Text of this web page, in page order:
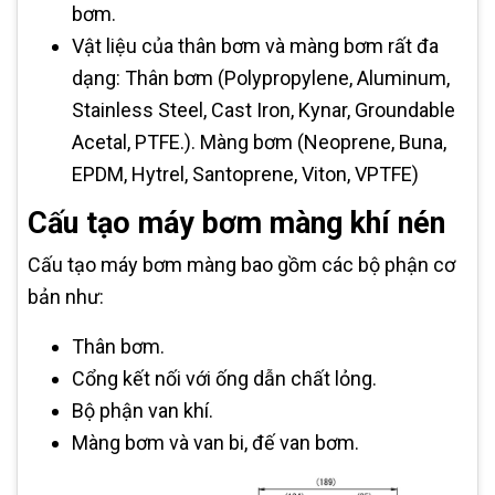
bơm.
Vật liệu của thân bơm và màng bơm rất đa
dạng: Thân bơm (Polypropylene, Aluminum,
Stainless Steel, Cast Iron, Kynar, Groundable
Acetal, PTFE.). Màng bơm (Neoprene, Buna,
EPDM, Hytrel, Santoprene, Viton, VPTFE)
Cấu tạo máy bơm màng khí nén
Cấu tạo máy bơm màng bao gồm các bộ phận cơ
bản như:
Thân bơm.
Cổng kết nối với ống dẫn chất lỏng.
Bộ phận van khí.
Màng bơm và van bi, đế van bơm.